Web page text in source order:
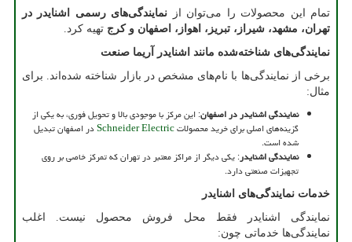
تمام این محصولات را می‌توان از نمایندگی‌های رسمی اشنایدر در
تهران، مشهد، شیراز، تبریز، اهواز، اصفهان و کرج تهیه کرد.
نمایندگی‌های شناخته‌شده مانند اشنایدر آریما صنعت
برخی از نمایندگی‌ها با نام‌های مشخص در بازار شناخته شده‌اند. برای
مثال:
نمایندگی اشنایدر در اصفهان: این مرکز با موجودی بالا و تحویل فوری، به یکی از
گزینه‌های اصلی برای خرید محصولاتSchneider Electricدر اصفهان تبدیل
شده است.
نمایندگی اشنایدر: یکی دیگر از مراکز معتبر در تهران که تمرکز خاصی بر روی
تجهیزات صنعتی دارد.
خدمات نمایندگی‌های اشنایدر
نمایندگی اشنایدر فقط محل فروش محصول نیست. اغلب
نمایندگی‌ها خدماتی چون: